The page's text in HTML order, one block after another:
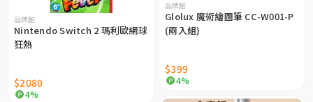
品牌館
Glolux 魔術繪圖筆 CC-W001-P
(兩入組)
$399
4%
品牌館
Nintendo Switch 2 瑪利歐網球
狂熱
$2080
4%